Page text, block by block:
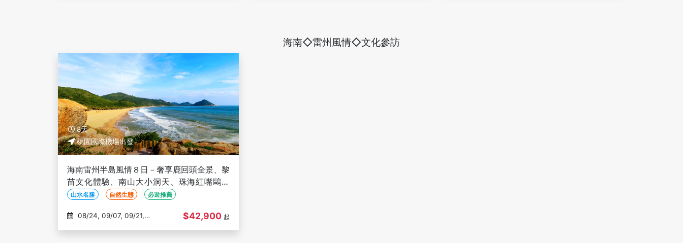
海南◇雷州風情◇文化參訪
8天
桃園國際機場出發
海南雷州半島風情８日－奢享鹿回頭全景、黎
苗文化體驗、南山大小洞天、珠海紅嘴鷗遊
船、慢遊玫瑰谷、尋訪圓明新園(文化參訪)
山水名勝 自然生態 必遊推薦
$42,900 起